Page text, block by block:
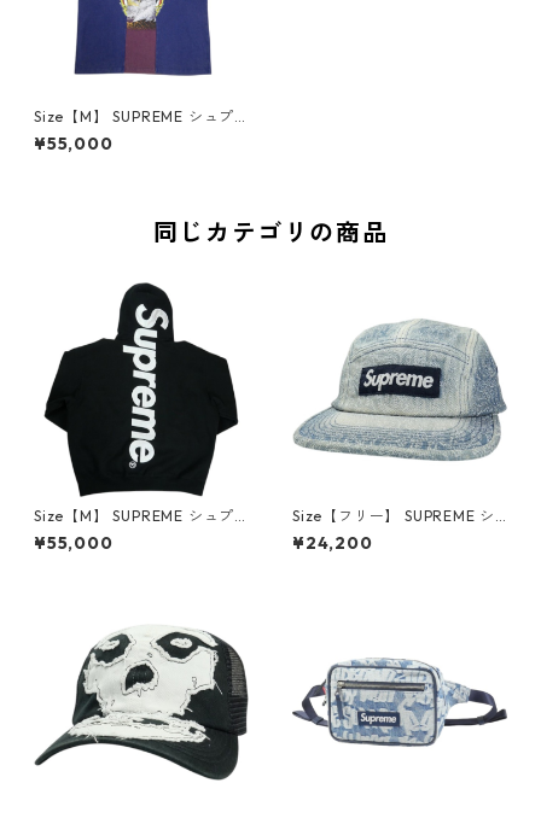
Size【M】 SUPREME シュプ
リーム ×MM6 Maison Margie
la 26SS Split S/S Top Navy T
¥55,000
同じカテゴリの商品
Size【M】 SUPREME シュプ
リーム Satin Applique Hoode
d Sweatshirt Black パーカー
¥55,000
Size【フリー】 SUPREME シ
ュプリーム 26SS Stitched Ol
d English Camp Cap Blue キ
¥24,200